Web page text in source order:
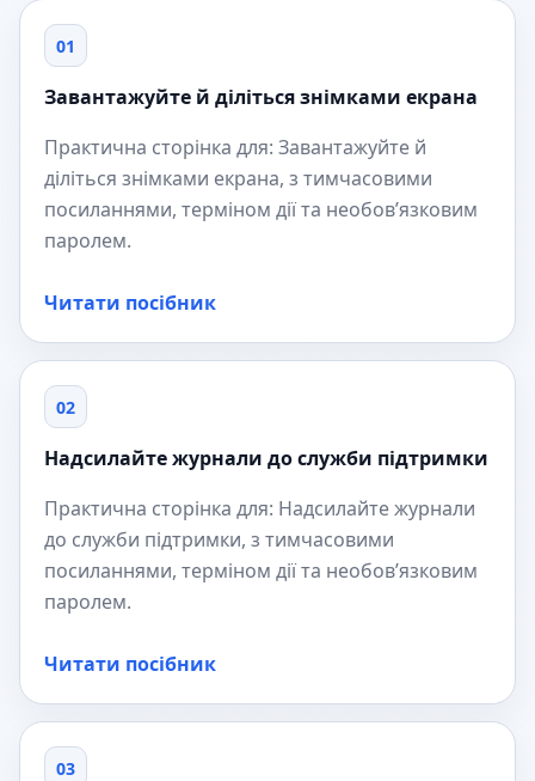
01
Завантажуйте й діліться знімками екрана
Практична сторінка для: Завантажуйте й
діліться знімками екрана, з тимчасовими
посиланнями, терміном дії та необов’язковим
паролем.
Читати посібник
02
Надсилайте журнали до служби підтримки
Практична сторінка для: Надсилайте журнали
до служби підтримки, з тимчасовими
посиланнями, терміном дії та необов’язковим
паролем.
Читати посібник
03